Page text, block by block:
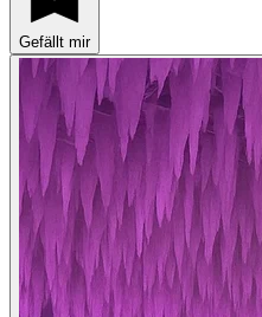
Gefällt mir